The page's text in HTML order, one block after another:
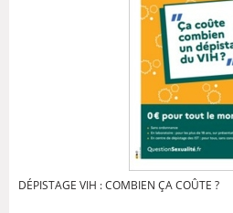
DÉPISTAGE VIH : COMBIEN ÇA COÛTE ?